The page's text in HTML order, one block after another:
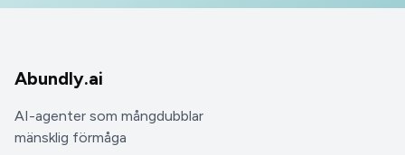
Abundly.ai
AI-agenter som mångdubblar
mänsklig förmåga